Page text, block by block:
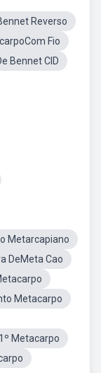
Reverso
Fio
Bennet CID
Metarcapiano
DeMeta Cao
Metacarpo
Metacarpo